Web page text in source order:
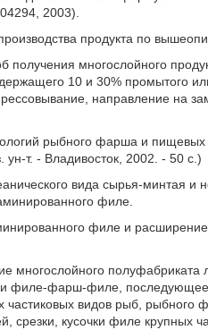
2003).
продукта по
получения многослойного
10 и 30% промытого
направление на
рыбного фарша и пищевых
т. - Владивосток, 2002. - 50 с.)
вида сырья-минтая и
филе.
филе и
многослойного полуфабриката
филе-фарш-филе,
частиковых видов рыб, рыбного
срезки, кусочки филе крупных